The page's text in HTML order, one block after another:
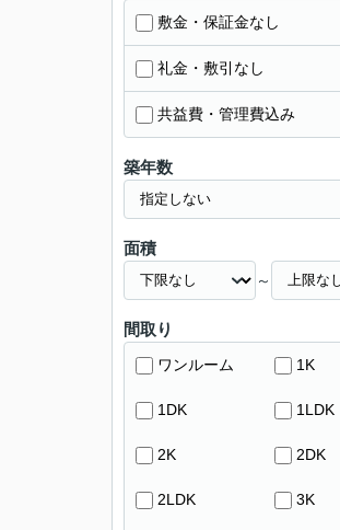
敷金・保証金なし
礼金・敷引なし
共益費・管理費込み
築年数
面積
～
間取り
ワンルーム 1K
1DK 1LDK
2K 2DK
2LDK 3K